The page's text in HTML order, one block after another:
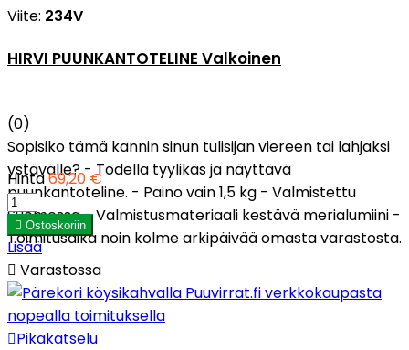
Viite: 234V
HIRVI PUUNKANTOTELINE Valkoinen
(0)
Sopisiko tämä kannin sinun tulisijan viereen tai lahjaksi
ystävälle? - Todella tyylikäs ja näyttävä
puunkantoteline. - Paino vain 1,5 kg - Valmistettu
Suomessa - Valmistusmateriaali kestävä merialumiini -
Toimitusaika noin kolme arkipäivää omasta varastosta.
Hinta69,20 €
 Ostoskoriin
Lisää
 Varastossa
Pikakatselu